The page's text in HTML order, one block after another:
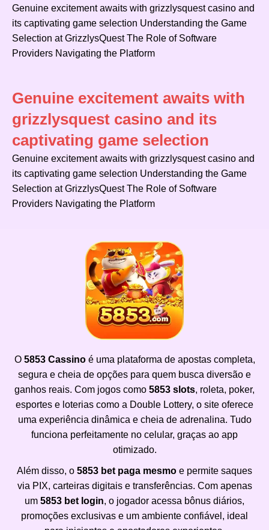
Genuine excitement awaits with grizzlysquest casino and
its captivating game selection Understanding the Game
Selection at GrizzlysQuest The Role of Software
Providers Navigating the Platform
Genuine excitement awaits with
grizzlysquest casino and its
captivating game selection
Genuine excitement awaits with grizzlysquest casino and
its captivating game selection Understanding the Game
Selection at GrizzlysQuest The Role of Software
Providers Navigating the Platform
O 5853 Cassinoé uma plataforma de apostas completa,
segura e cheia de opções para quem busca diversão e
ganhos reais. Com jogos como 5853 slots, roleta, poker,
esportes e loterias como a Double Lottery, o site oferece
uma experiência dinâmica e cheia de adrenalina. Tudo
funciona perfeitamente no celular, graças ao app
otimizado.
Além disso, o 5853 bet paga mesmo e permite saques
via PIX, carteiras digitais e transferências. Com apenas
um 5853 bet login, o jogador acessa bônus diários,
promoções exclusivas e um ambiente confiável, ideal